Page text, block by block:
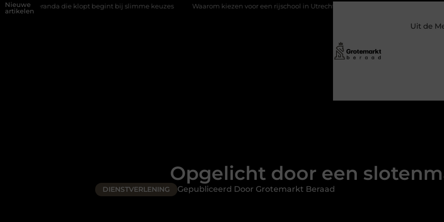
Nieuwe
artikelen
begint bij slimme keuzes Waarom kiezen voor een rijschool in Utrecht? Duurzaamheid verweven in de bedrijfsvoering
Uit de
Opgelicht door een
DIENSTVERLENING Gepubliceerd Door Grotemarkt Beraad